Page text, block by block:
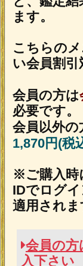
ください。
トッ
NEW新着占い
新着リリース
2026年8月6日リ
名×暦で現実掌握
中奥儀≫鳥海式天
2026年8月3日リ
魂の本音が聴こえ